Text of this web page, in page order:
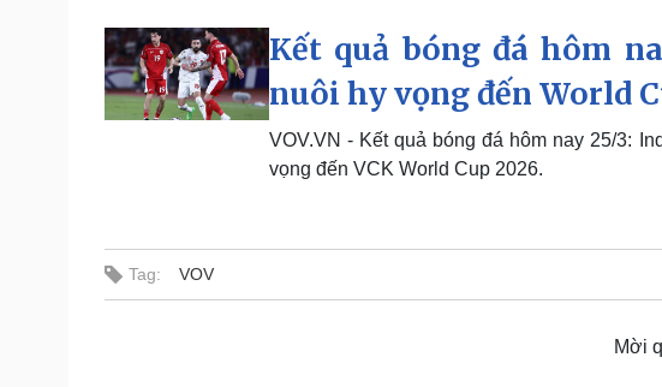
Kết quả bóng đá hôm
nuôi hy vọng đến World
VOV.VN - Kết quả bóng đá hôm nay 25/3:
vọng đến VCK World Cup 2026.
Tag: VOV
Mời